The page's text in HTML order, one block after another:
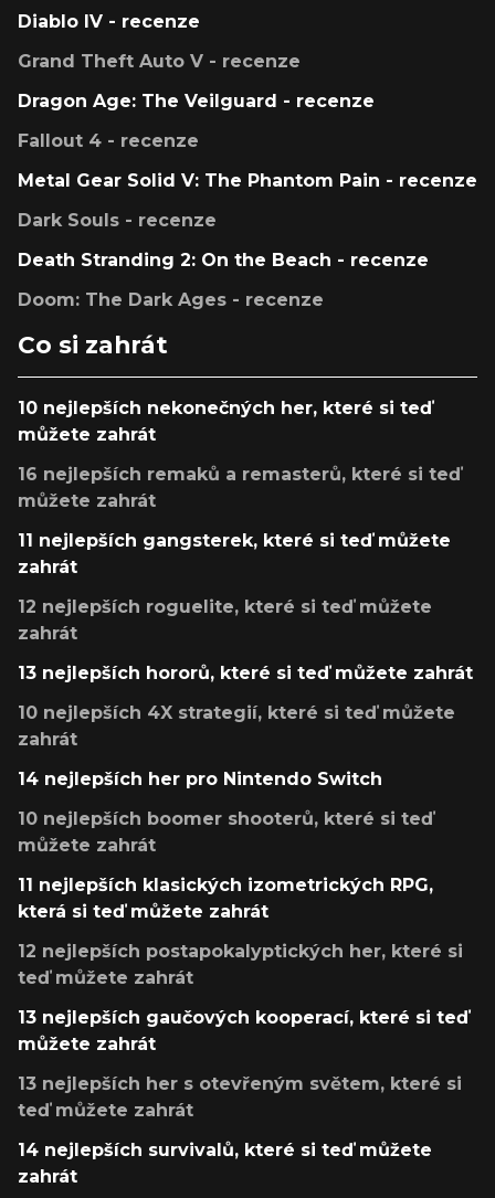
Diablo IV - recenze
Grand Theft Auto V - recenze
Dragon Age: The Veilguard - recenze
Fallout 4 - recenze
Metal Gear Solid V: The Phantom Pain - recenze
Dark Souls - recenze
Death Stranding 2: On the Beach - recenze
Doom: The Dark Ages - recenze
Co si zahrát
10 nejlepších nekonečných her, které si teď
můžete zahrát
16 nejlepších remaků a remasterů, které si teď
můžete zahrát
11 nejlepších gangsterek, které si teď můžete
zahrát
12 nejlepších roguelite, které si teď můžete
zahrát
13 nejlepších hororů, které si teď můžete zahrát
10 nejlepších 4X strategií, které si teď můžete
zahrát
14 nejlepších her pro Nintendo Switch
10 nejlepších boomer shooterů, které si teď
můžete zahrát
11 nejlepších klasických izometrických RPG,
která si teď můžete zahrát
12 nejlepších postapokalyptických her, které si
teď můžete zahrát
13 nejlepších gaučových kooperací, které si teď
můžete zahrát
13 nejlepších her s otevřeným světem, které si
teď můžete zahrát
14 nejlepších survivalů, které si teď můžete
zahrát